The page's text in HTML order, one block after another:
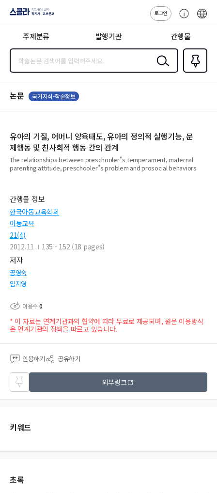
지사·교보문고
로그인
센
주제분류 발행기관 간행물
검색
즐겨찾
기0
논문 국가지식-학술정보
유아의 기질, 어머니 양육태도, 유아의 정의적 실행기능, 문
제행동 및 친사회적 행동 간의 관계
The relationships between preschooler"s temperament, maternal
parenting attitude, preschooler"s problem and prosocial behaviors
간행물 정보
한국아동교육학회
아동교육
21(4)
2012.11
135 - 152 (18 pages)
저자
공영숙
임지영
이용수0
* 이 자료는 연계기관과의 협약에 따라 무료로 제공되며, 원문 이용방식
은 연계기관의 정책을 따르고 있습니다.
인용하기 공유하기
즐겨
찾기
외부링크
키워드
초록